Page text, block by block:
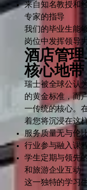
来自知名教授和
专家的指导
我们的毕业生能
岗位中发挥领导
酒店管
核心地带
瑞士被全球公认
的黄金标准，而
一传统的核心。
着您将沉浸在这
服务质量无与伦
行业参与融入课
学生定期与领先
和旅游企业互动
这一独特的学习